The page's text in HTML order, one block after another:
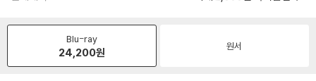
Blu-ray
24,200원 원서